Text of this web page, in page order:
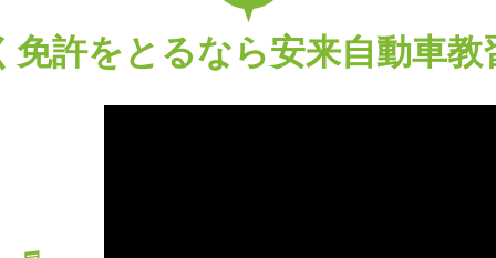
免許をとるなら安来自動車教